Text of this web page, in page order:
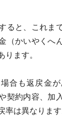
ると、これま
（かいやくへ
ります。
合も返戻金
契約内容、加
率は異なります